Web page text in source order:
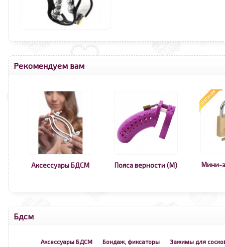
Рекомендуем вам
Аксессуары БДСМ Пояса верности (М) Мини-
Бдсм
Аксессуары БДСМ Бондаж, фиксаторы Зажимы для